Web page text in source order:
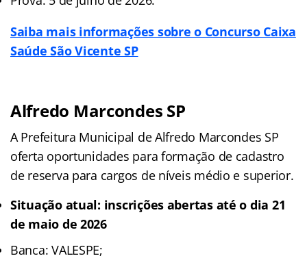
Saiba mais informações sobre o Concurso Caixa
Saúde São Vicente SP
Alfredo Marcondes SP
A Prefeitura Municipal de Alfredo Marcondes SP
oferta oportunidades para formação de cadastro
de reserva para cargos de níveis médio e superior.
Situação atual: inscrições abertas até o dia 21
de maio de 2026
Banca: VALESPE;